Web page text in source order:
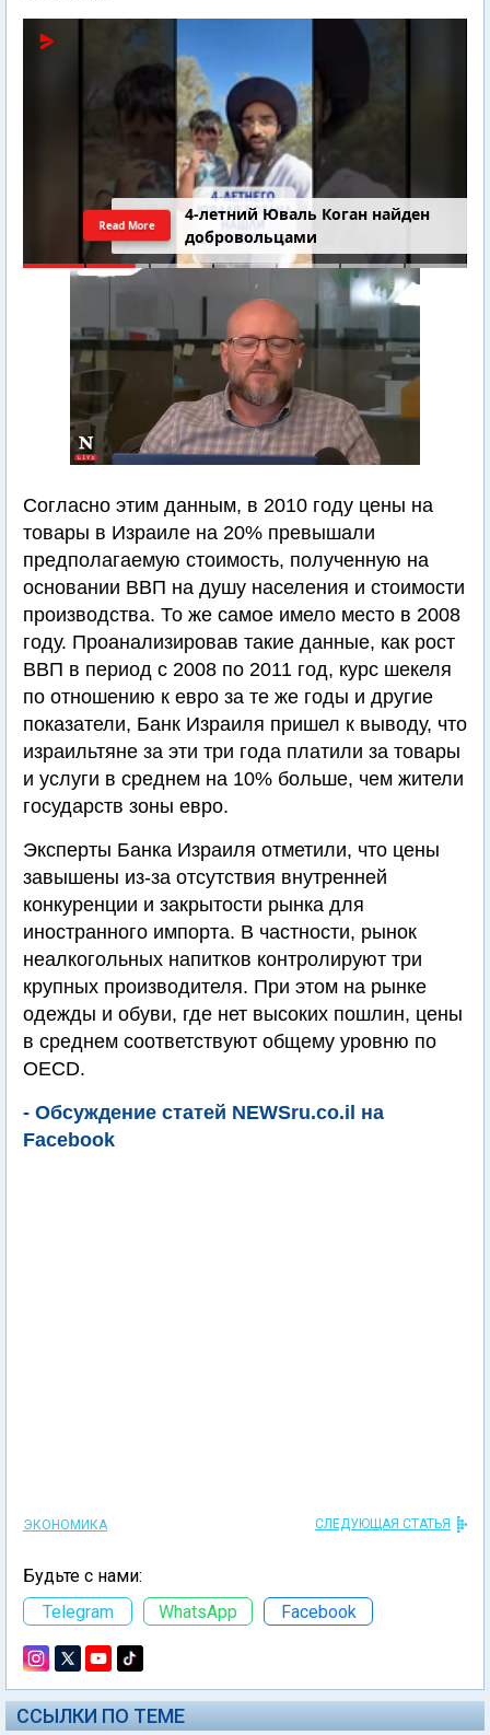
4-летний Юваль Коган найден
добровольцами
Read More
Согласно этим данным, в 2010 году цены на
товары в Израиле на 20% превышали
предполагаемую стоимость, полученную на
основании ВВП на душу населения и стоимости
производства. То же самое имело место в 2008
году. Проанализировав такие данные, как рост
ВВП в период с 2008 по 2011 год, курс шекеля
по отношению к евро за те же годы и другие
показатели, Банк Израиля пришел к выводу, что
израильтяне за эти три года платили за товары
и услуги в среднем на 10% больше, чем жители
государств зоны евро.
Эксперты Банка Израиля отметили, что цены
завышены из-за отсутствия внутренней
конкуренции и закрытости рынка для
иностранного импорта. В частности, рынок
неалкогольных напитков контролируют три
крупных производителя. При этом на рынке
одежды и обуви, где нет высоких пошлин, цены
в среднем соответствуют общему уровню по
OECD.
- Обсуждение статей NEWSru.co.il на
Facebook
ЭКОНОМИКА СЛЕДУЮЩАЯ СТАТЬЯ
Будьте с нами:
Telegram
WhatsApp Facebook
ССЫЛКИ ПО ТЕМЕ